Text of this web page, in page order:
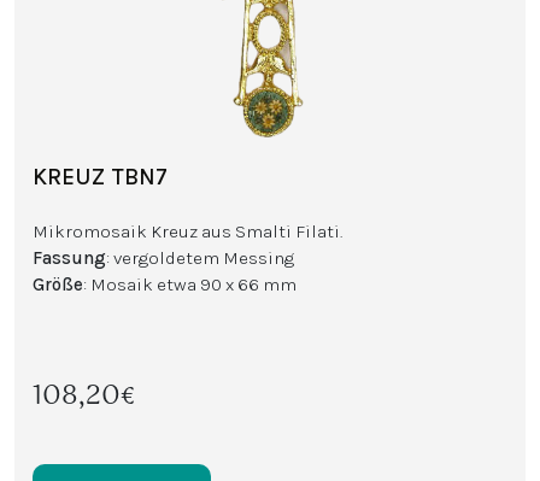
KREUZ TBN7
Mikromosaik Kreuz aus Smalti Filati.
Fassung: vergoldetem Messing
Größe: Mosaik etwa 90 x 66 mm
108,20€